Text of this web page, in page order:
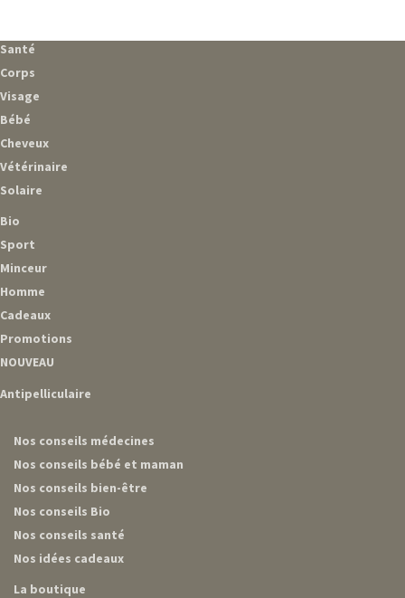
Santé
Corps
Visage
Bébé
Cheveux
Vétérinaire
Solaire
Bio
Sport
Minceur
Homme
Cadeaux
Promotions
NOUVEAU
Antipelliculaire
Nos conseils médecines
Nos conseils bébé et maman
Nos conseils bien-être
Nos conseils Bio
Nos conseils santé
Nos idées cadeaux
La boutique